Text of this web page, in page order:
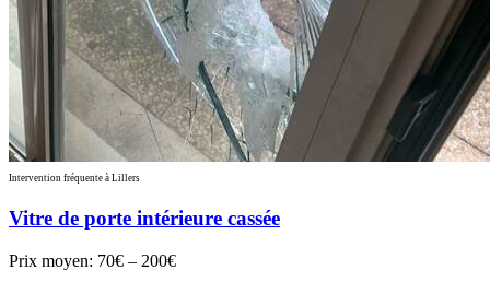
Intervention fréquente à Lillers
Vitre de porte intérieure cassée
Prix moyen: 70€ – 200€